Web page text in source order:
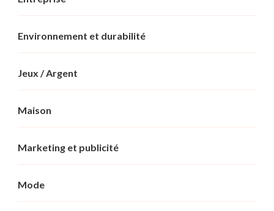
Environnement et durabilité
Jeux / Argent
Maison
Marketing et publicité
Mode